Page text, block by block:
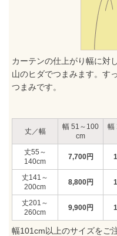
カーテンの仕上がり幅に対
山のヒダでつまみます。す
つまみです。
丈／幅
51～100
55～
140
7,700円
141～
200
8,800円
201～
260
9,900円
幅101cm以上のサイズをご